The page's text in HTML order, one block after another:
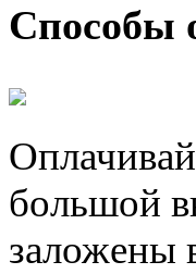
Способы
большой
заложены